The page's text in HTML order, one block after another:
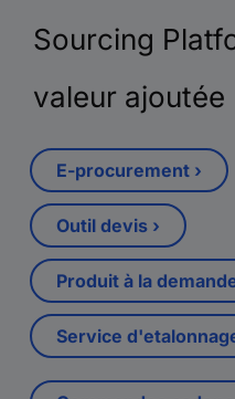
Sourcing
valeur ajoutée
E-procurement ›
Outil devis ›
Produit à la
Service